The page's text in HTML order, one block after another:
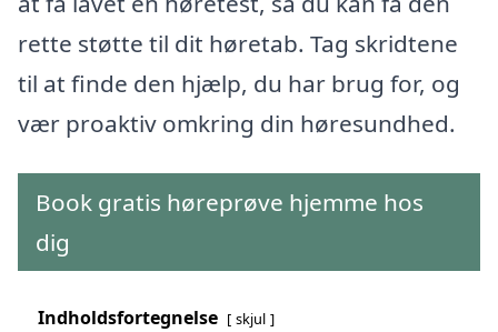
rette støtte til dit høretab. Tag skridtene
til at finde den hjælp, du har brug for, og
vær proaktiv omkring din høresundhed.
Book gratis høreprøve hjemme hos
dig
Indholdsfortegnelse skjul